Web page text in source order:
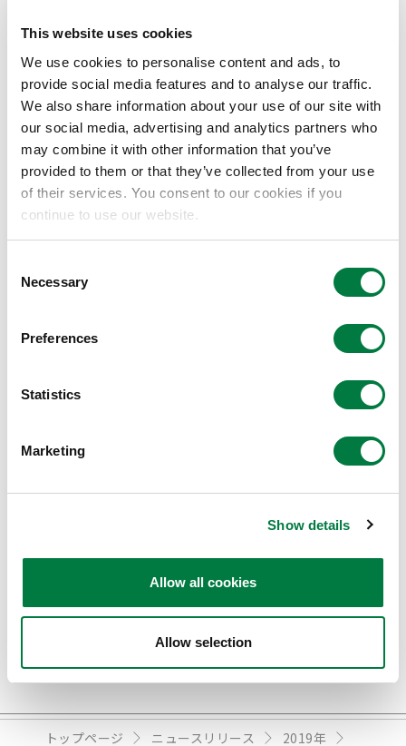
This website uses cookies
We use cookies to personalise content and ads, to
provide social media features and to analyse our traffic.
We also share information about your use of our site with
our social media, advertising and analytics partners who
may combine it with other information that you’ve
provided to them or that they’ve collected from your use
of their services. You consent to our cookies if you
continue to use our website.
Selection
Necessary
Preferences
Statistics
Marketing
Show details
Allow all cookies
Allow selection
において、「顧客起点イノベーションの推進」と「ソリ
ューション提案力の強化」を基本方針として取り組んで
います。
Plug and Play社とのパートナーシップ契約を通じ、国
内外のスタートアップ企業への接点を増やし、スタート
アップ企業と自社の技術や製品・サービスを掛け合わせ
ます。これは、スタートアップ企業の早期事業化および
三井化学は、Plug and Playのネットワークを最大限に
し、今後も、既存の事業活動強化や新事業開発を通じた
非上場のベンチャー企業
以上
三井化学グループ、Plug and Play社とパートナーシッ
プ契約を締結(PDF : 590.6KB)
トップページ ニュースリリース
2019年